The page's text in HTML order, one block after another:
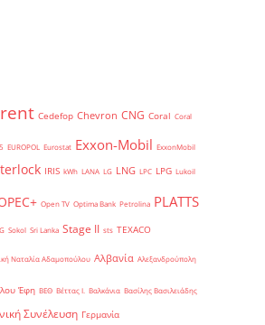
Cedefop Chevron CNG Coral Coral
EUROPOL Eurostat Exxon-Mobil ExxonMobil
IRIS kWh LANA LG LNG LPC LPG Lukoil
Open TV Optima Bank Petrolina PLATTS
Sokol Sri Lanka Stage II sts TEXACO
Ναταλία Αδαμοπούλου Αλβανία Αλεξανδρούπολη
Έφη ΒΕΘ Βέττας Ι. Βαλκάνια Βασίλης Βασιλειάδης
Συνέλευση Γερμανία